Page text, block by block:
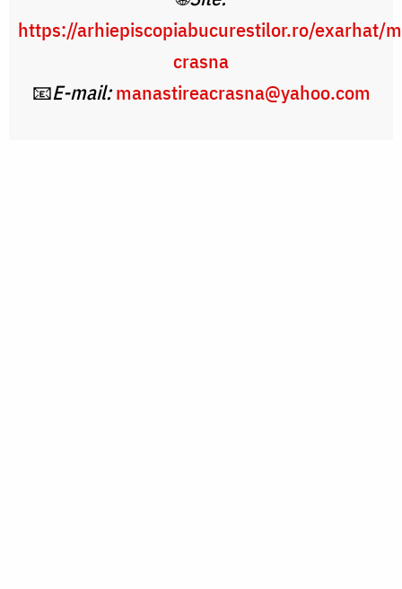
https://arhiepiscopiabucurestilor.ro/exarhat/
crasna
📧E-mail: manastireacrasna@yahoo.com